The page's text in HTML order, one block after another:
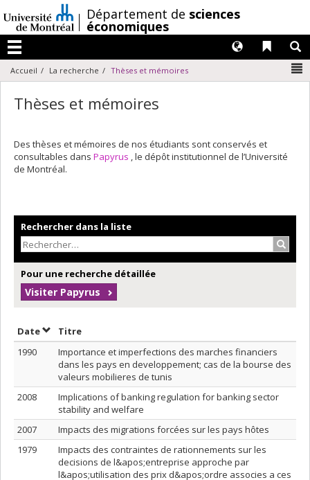
au
contenu
/Département de sciences
économiques
Menu
Liens
Langues
Accueil La recherche Thèses et mémoires
Thèses et mémoires
Des thèses et mémoires de nos étudiants sont conservés et
consultables dans Papyrus , le dépôt institutionnel de l’Université
de Montréal.
Rechercher dans la liste
Pour une recherche détaillée
Visiter Papyrus
DateTrier par date en ordre décroissant
Titre
1990
Importance et imperfections des marches financiers
dans les pays en developpement; cas de la bourse des
valeurs mobilieres de tunis
2008
Implications of banking regulation for banking sector
stability and welfare
2007
Impacts des migrations forcées sur les pays hôtes
1979
Impacts des contraintes de rationnements sur les
decisions de l&apos;entreprise approche par
l&apos;utilisation des prix d&apos;ordre associes a ces